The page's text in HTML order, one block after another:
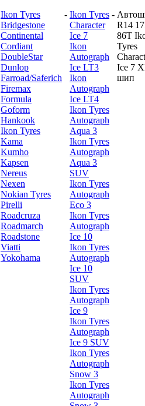
Ikon Tyres
Bridgestone
Continental
Cordiant
DoubleStar
Dunlop
Farroad/Saferich
Firemax
Formula
Goform
Hankook
Ikon Tyres
Kama
Kumho
Kapsen
Nereus
Nexen
Nokian Tyres
Pirelli
Roadcruza
Roadmarch
Roadstone
Viatti
Yokohama
- Ikon Tyres
Character
Ice 7
Ikon
Autograph
Ice LT3
Ikon
Autograph
Ice LT4
Ikon Tyres
Autograph
Aqua 3
Ikon Tyres
Autograph
Aqua 3
SUV
Ikon Tyres
Autograph
Eco 3
Ikon Tyres
Autograph
Ice 10
Ikon Tyres
Autograph
Ice 10
SUV
Ikon Tyres
Autograph
Ice 9
Ikon Tyres
Autograph
Ice 9 SUV
Ikon Tyres
Autograph
Snow 3
Ikon Tyres
Autograph
-
R14
86T
Tyres
Ice 7
шип